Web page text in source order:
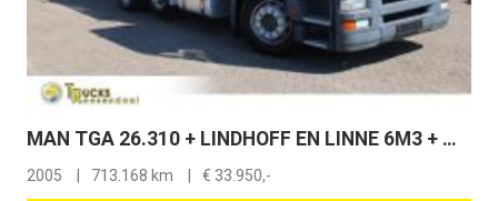
MAN TGA 26.310 + LINDHOFF EN LINNE 6M3 + MANUAL + COMBI
2005 713.168 km € 33.950,-